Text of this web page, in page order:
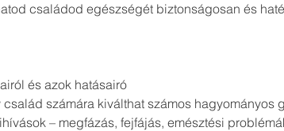
családod egészségét biztonságosan és
és azok hatásairó
számára kiválthat számos hagyományos
– megfázás, fejfájás, emésztési